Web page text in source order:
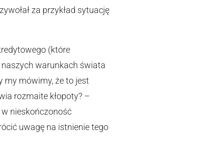
za przykład sytuację
(które
warunkach świata
my mówimy, że to jest
rozmaite kłopoty? –
nieskończoność
uwagę na istnienie tego